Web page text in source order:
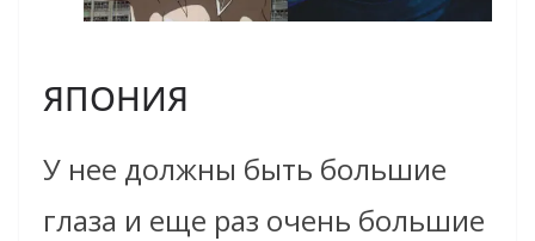
ЯПОНИЯ
У нее должны быть большие
глаза и еще раз очень большие